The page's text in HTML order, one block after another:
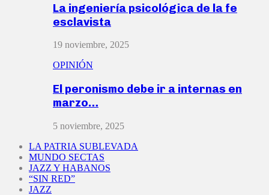
La ingeniería psicológica de la fe
esclavista
19 noviembre, 2025
OPINIÓN
El peronismo debe ir a internas en
marzo…
5 noviembre, 2025
LA PATRIA SUBLEVADA
MUNDO SECTAS
JAZZ Y HABANOS
“SIN RED”
JAZZ